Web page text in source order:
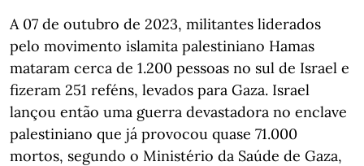
A 07 de outubro de 2023, militantes liderados
pelo movimento islamita palestiniano Hamas
mataram cerca de 1.200 pessoas no sul de Israel e
fizeram 251 reféns, levados para Gaza. Israel
lançou então uma guerra devastadora no enclave
palestiniano que já provocou quase 71.000
mortos, segundo o Ministério da Saúde de Gaza,